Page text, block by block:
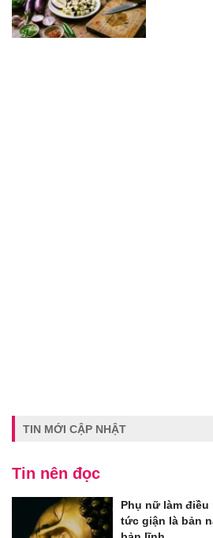
TIN MỚI CẬP NHẬT
Tin nên đọc
Phụ nữ làm
tức giận là bản